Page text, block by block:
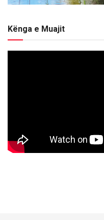
Kënga e Muajit